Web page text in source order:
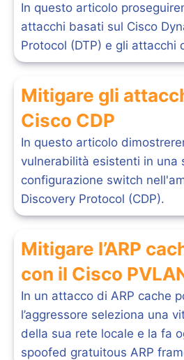
In questo articolo
attacchi basati sul Cisco
Protocol (DTP) e gli attacchi
Mitigare gli
Cisco CDP
In questo articolo
vulnerabilità esistenti in una
configurazione switch
Discovery Protocol (CDP).
Mitigare l’ARP
con il Cisco
In un attacco di ARP cache
l’aggressore seleziona una
della sua rete locale e la fa
spoofed gratuitous ARP